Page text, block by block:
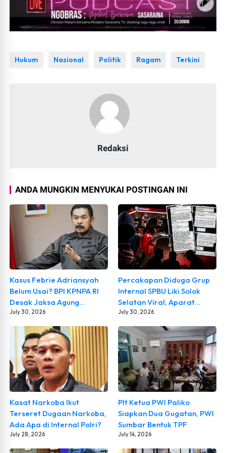
Hukum Nasional Politik Ragam Terkini
Redaksi
ANDA MUNGKIN MENYUKAI POSTINGAN INI
Kasus Febrie Adriansyah
Belum Usai? BPI KPNPA RI
Desak Jaksa Agung
Mundur, Semua Aktor
Diusut Tuntas
July 30, 2026
Percakapan Diduga Grup
Internal SPBU Liki Solok
Selatan Viral, Aparat
Diminta Usut
Kebenarannya
July 30, 2026
Kasat Narkoba Ikut
Terseret Dugaan Narkoba,
Ada Apa di Internal Polri?
July 28, 2026
Plt Ketua PWI Paliko
Siapkan Dua Gugatan, PWI
Sumbar Bentuk TPF
July 14, 2026